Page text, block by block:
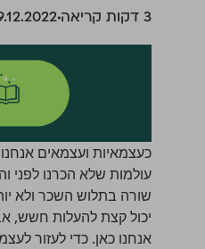
‫3 דקות קריאה
כעצמאיות ועצמאים
עולמות שלא הכרנו לפני
שורה בתלוש השכר ולא
יכול קצת להעלות חשש,
אנחנו כאן. כדי לעזור